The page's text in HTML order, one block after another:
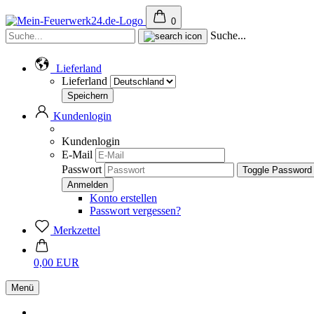
0
Suche...
Lieferland
Lieferland
Kundenlogin
Kundenlogin
E-Mail
Passwort
Toggle
Konto erstellen
Passwort vergessen?
Merkzettel
0,00 EUR
Menü